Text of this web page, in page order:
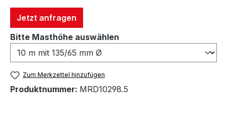
Jetzt anfragen
Bitte Masthöhe auswählen
Zum Merkzettel hinzufügen
Produktnummer: MRD10298.5